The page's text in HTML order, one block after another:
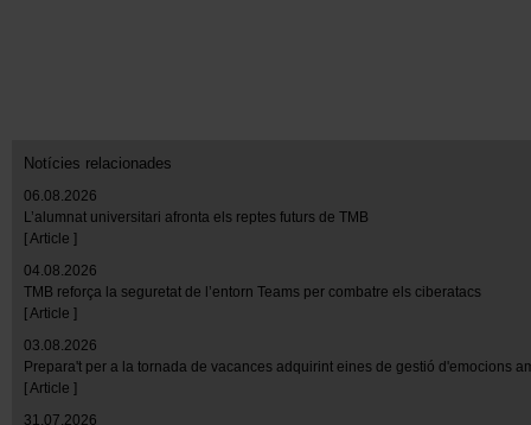
Notícies relacionades
06.08.2026
L’alumnat universitari afronta els reptes futurs de TMB
[ Article ]
04.08.2026
TMB reforça la seguretat de l’entorn Teams per combatre els ciberatacs
[ Article ]
03.08.2026
Prepara't per a la tornada de vacances adquirint eines de gestió d'emocions
[ Article ]
31.07.2026